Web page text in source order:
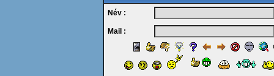
Név :
Mail :